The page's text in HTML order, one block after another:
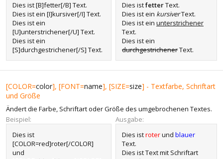
Dies ist [B]fetter[/B] Text.
Dies ist ein [I]kursiver[/I] Text.
Dies ist ein
[U]unterstrichener[/U] Text.
Dies ist ein
[S]durchgestrichener[/S] Text.
Dies istfetterText.
Dies ist ein kursiverText.
Dies ist ein unterstrichener
Text.
Dies ist ein
durchgestrichenerText.
[COLOR=color], [FONT=name], [SIZE=size] - Textfarbe, Schriftart
und Größe
Ändert die Farbe, Schriftart oder Größe des umgebrochenen Textes.
Beispiel:
Dies ist
[COLOR=red]roter[/COLOR]
und
Ausgabe:
Dies istroterund blauer
Text.
Dies ist Text mit Schriftart